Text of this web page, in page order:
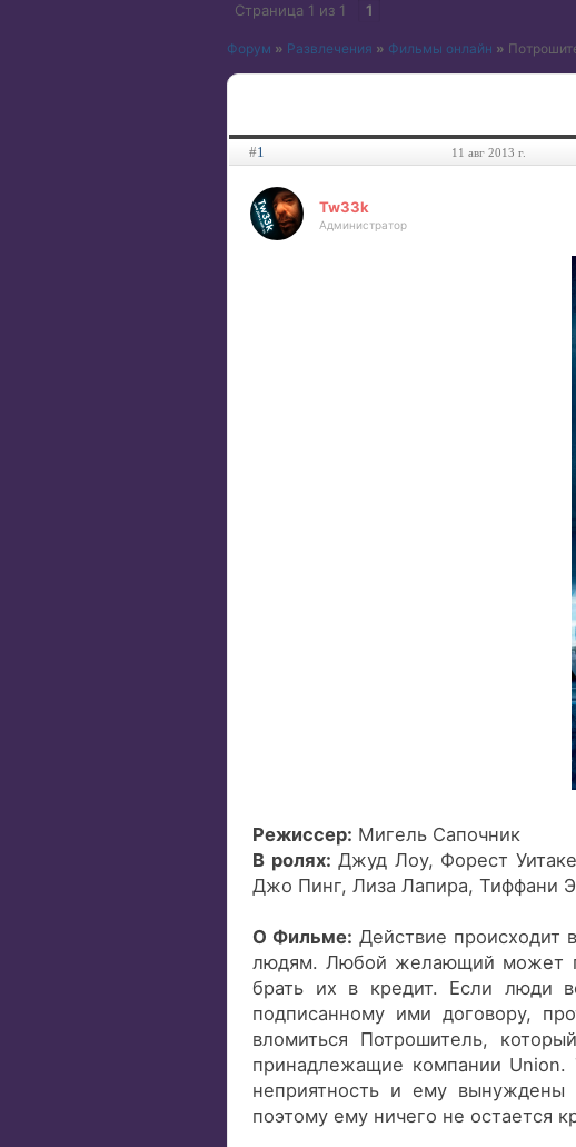
Страница 1 из 1 1
Форум » Развлечения » Фильмы онлайн »
#1 11 авг 2013 г.
Tw33k
Администратор
Режиссер: Мигель Сапочник
В ролях: Джуд Лоу, Форест
Джо Пинг, Лиза Лапира, Тиффани
О Фильме: Действие происходит
людям. Любой желающий может
брать их в кредит. Если люди
подписанному ими договору,
вломиться Потрошитель,
принадлежащие компании
неприятность и ему вынуждены
поэтому ему ничего не остается